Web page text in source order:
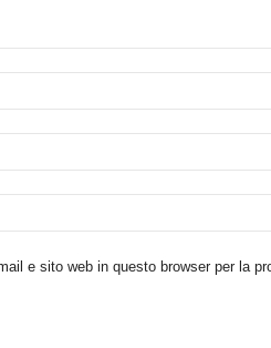
e sito web in questo browser per la